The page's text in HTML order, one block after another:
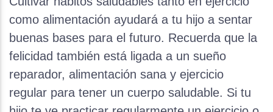
como alimentación ayudará a tu hijo a sentar
buenas bases para el futuro. Recuerda que la
felicidad también está ligada a un sueño
reparador, alimentación sana y ejercicio
regular para tener un cuerpo saludable. Si tu